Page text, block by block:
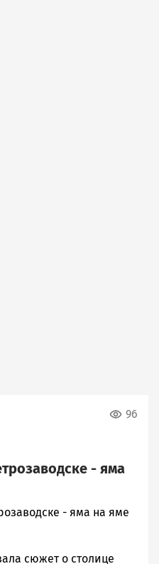
96
- яма
- яма на яме
сюжет о столице